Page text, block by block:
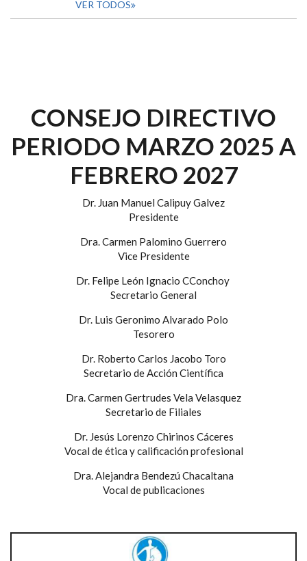
VER TODOS
CONSEJO DIRECTIVO
PERIODO MARZO 2025 A
FEBRERO 2027
Dr. Juan Manuel Calipuy Galvez
Presidente
Dra. Carmen Palomino Guerrero
Vice Presidente
Dr. Felipe León Ignacio CConchoy
Secretario General
Dr. Luis Geronimo Alvarado Polo
Tesorero
Dr. Roberto Carlos Jacobo Toro
Secretario de Acción Científica
Dra. Carmen Gertrudes Vela Velasquez
Secretario de Filiales
Dr. Jesús Lorenzo Chirinos Cáceres
Vocal de ética y calificación profesional
Dra. Alejandra Bendezú Chacaltana
Vocal de publicaciones